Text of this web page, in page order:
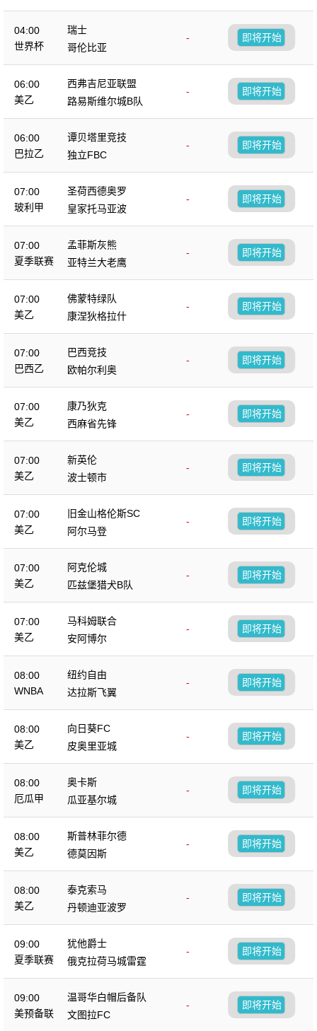
04:00
世界杯
瑞士
-
哥伦比亚
即将开始
06:00
美乙
西弗吉尼亚联盟
-
路易斯维尔城B队
即将开始
06:00
巴拉乙
谭贝塔里竞技
-
独立FBC
即将开始
07:00
玻利甲
圣荷西德奥罗
-
皇家托马亚波
即将开始
07:00
夏季联赛
孟菲斯灰熊
-
亚特兰大老鹰
即将开始
07:00
美乙
佛蒙特绿队
-
康涅狄格拉什
即将开始
07:00
巴西乙
巴西竞技
-
欧帕尔利奥
即将开始
07:00
美乙
康乃狄克
-
西麻省先锋
即将开始
07:00
美乙
新英伦
-
波士顿市
即将开始
07:00
美乙
旧金山格伦斯SC
-
阿尔马登
即将开始
07:00
美乙
阿克伦城
-
匹兹堡猎犬B队
即将开始
07:00
美乙
马科姆联合
-
安阿博尔
即将开始
08:00
WNBA
纽约自由
-
达拉斯飞翼
即将开始
08:00
美乙
向日葵FC
-
皮奥里亚城
即将开始
08:00
厄瓜甲
奥卡斯
-
瓜亚基尔城
即将开始
08:00
美乙
斯普林菲尔德
-
德莫因斯
即将开始
08:00
美乙
泰克索马
-
丹顿迪亚波罗
即将开始
09:00
夏季联赛
犹他爵士
-
俄克拉荷马城雷霆
即将开始
09:00
美预备联
温哥华白帽后备队
-
文图拉FC
即将开始